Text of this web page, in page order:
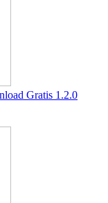
Gratis 1.2.0